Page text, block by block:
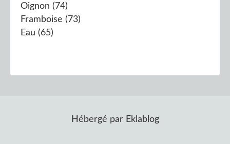
Oignon (74)
Framboise (73)
Eau (65)
Hébergé par Eklablog